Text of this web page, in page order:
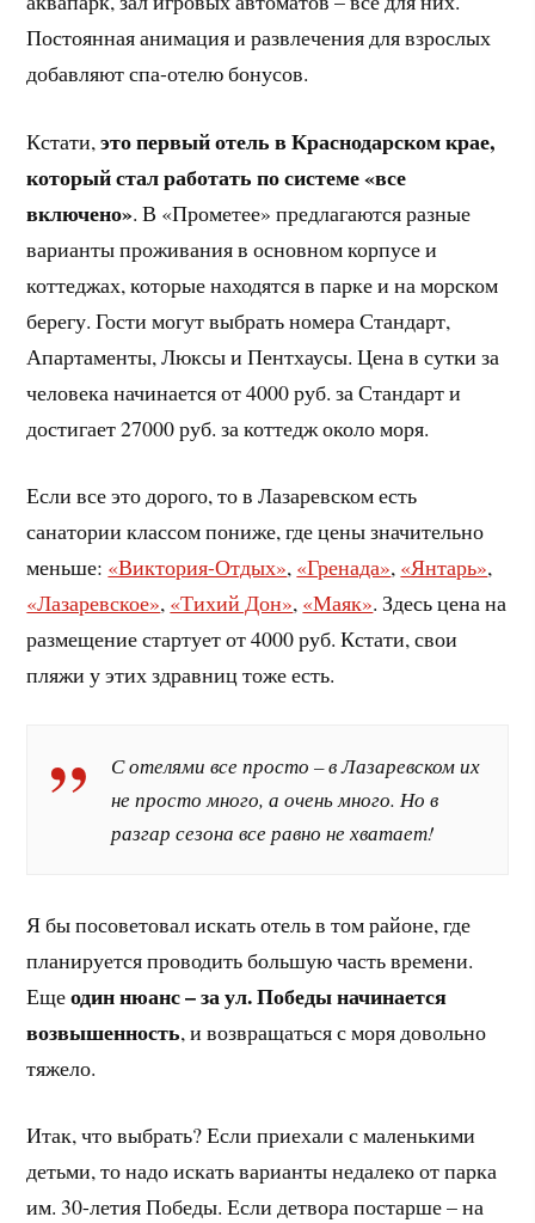
Постоянная анимация и развлечения для взрослых
добавляют спа-отелю бонусов.
Кстати,это первый отель в Краснодарском крае,
который стал работать по системе «все
включено». В «Прометее» предлагаются разные
варианты проживания в основном корпусе и
коттеджах, которые находятся в парке и на морском
берегу. Гости могут выбрать номера Стандарт,
Апартаменты, Люксы и Пентхаусы. Цена в сутки за
человека начинается от 4000 руб. за Стандарт и
достигает 27000 руб. за коттедж около моря.
Если все это дорого, то в Лазаревском есть
санатории классом пониже, где цены значительно
меньше: «Виктория-Отдых», «Гренада», «Янтарь»,
«Лазаревское», «Тихий Дон», «Маяк». Здесь цена на
размещение стартует от 4000 руб. Кстати, свои
пляжи у этих здравниц тоже есть.
С отелями все просто – в Лазаревском их
не просто много, а очень много. Но в
разгар сезона все равно не хватает!
Я бы посоветовал искать отель в том районе, где
планируется проводить большую часть времени.
Ещеодин нюанс – за ул. Победы начинается
возвышенность, и возвращаться с моря довольно
тяжело.
Итак, что выбрать? Если приехали с маленькими
детьми, то надо искать варианты недалеко от парка
им. 30-летия Победы. Если детвора постарше – на